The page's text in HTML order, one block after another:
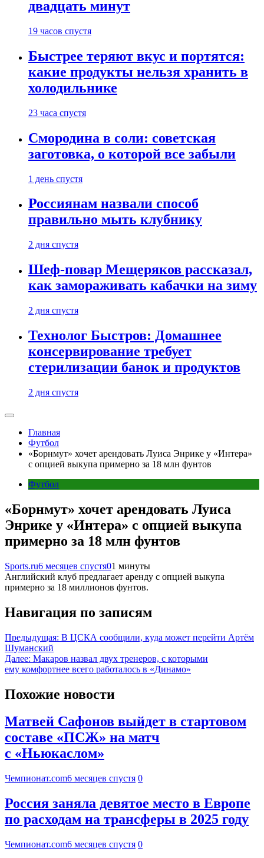
двадцать минут
19 часов спустя
Быстрее теряют вкус и портятся:
какие продукты нельзя хранить в
холодильнике
23 часа спустя
Смородина в соли: советская
заготовка, о которой все забыли
1 день спустя
Россиянам назвали способ
правильно мыть клубнику
2 дня спустя
Шеф-повар Мещеряков рассказал,
как замораживать кабачки на зиму
2 дня спустя
Технолог Быстров: Домашнее
консервирование требует
стерилизации банок и продуктов
2 дня спустя
Главная
Футбол
«Борнмут» хочет арендовать Луиса Энрике у «Интера»
с опцией выкупа примерно за 18 млн фунтов
Футбол
«Борнмут» хочет арендовать Луиса
Энрике у «Интера» с опцией выкупа
примерно за 18 млн фунтов
Sports.ru6 месяцев спустя01 минуты
Английский клуб предлагает аренду с опцией выкупа
примерно за 18 миллионов фунтов.
Навигация по записям
Предыдущая: В ЦСКА сообщили, куда может перейти Артём
Шуманский
Далее: Макаров назвал двух тренеров, с которыми
ему комфортнее всего работалось в «Динамо»
Похожие новости
Матвей Сафонов выйдет в стартовом
составе «ПСЖ» на матч
с «Ньюкаслом»
Чемпионат.com6 месяцев спустя 0
Россия заняла девятое место в Европе
по расходам на трансферы в 2025 году
Чемпионат.com6 месяцев спустя 0